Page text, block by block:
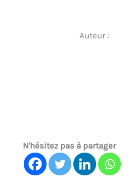
Auteur :
N'hésitez pas à partager